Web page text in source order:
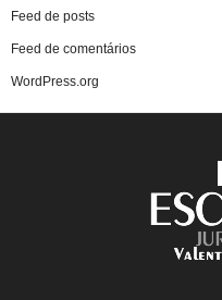
Feed de posts
Feed de comentários
WordPress.org